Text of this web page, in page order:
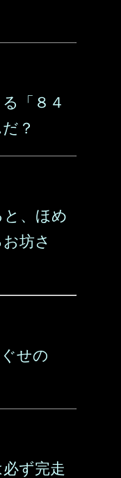
「８４
？
、ほめ
坊さ
せの
ず完走